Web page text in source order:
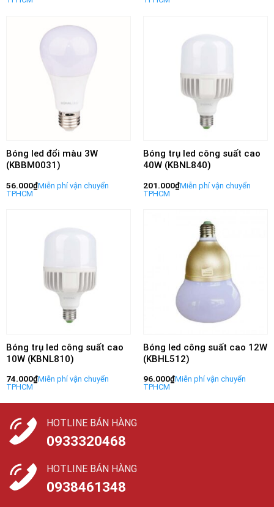
Bóng led đổi màu 3W
(KBBM0031)
56.000₫
Bóng trụ led công suất cao
40W (KBNL840)
201.000₫
Bóng trụ led công suất cao
10W (KBNL810)
74.000₫
Bóng led công suất cao 12W
(KBHL512)
96.000₫
HOTLINE BÁN HÀNG
0933320468
HOTLINE BÁN HÀNG
0938461348